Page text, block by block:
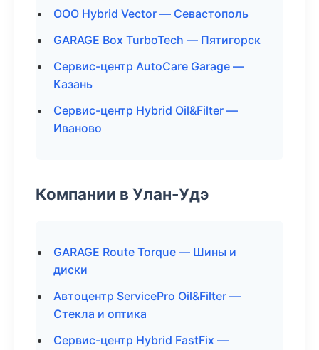
ООО Hybrid Vector — Севастополь
GARAGE Box TurboTech — Пятигорск
Сервис-центр AutoCare Garage —
Казань
Сервис-центр Hybrid Oil&Filter —
Иваново
Компании в Улан-Удэ
GARAGE Route Torque — Шины и
диски
Автоцентр ServicePro Oil&Filter —
Стекла и оптика
Сервис-центр Hybrid FastFix —